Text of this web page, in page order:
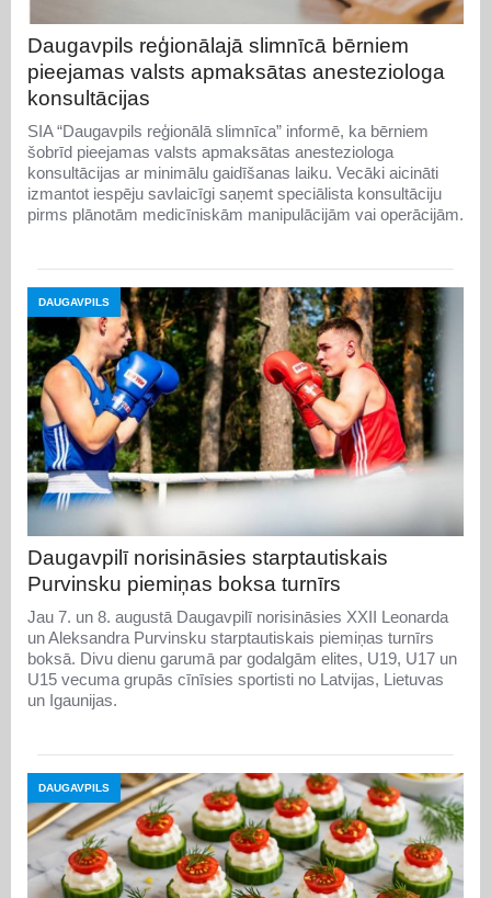
Daugavpils reģionālajā slimnīcā bērniem
pieejamas valsts apmaksātas anesteziologa
konsultācijas
SIA “Daugavpils reģionālā slimnīca” informē, ka bērniem
šobrīd pieejamas valsts apmaksātas anesteziologa
konsultācijas ar minimālu gaidīšanas laiku. Vecāki aicināti
izmantot iespēju savlaicīgi saņemt speciālista konsultāciju
pirms plānotām medicīniskām manipulācijām vai operācijām.
DAUGAVPILS
Daugavpilī norisināsies starptautiskais
Purvinsku piemiņas boksa turnīrs
Jau 7. un 8. augustā Daugavpilī norisināsies XXII Leonarda
un Aleksandra Purvinsku starptautiskais piemiņas turnīrs
boksā. Divu dienu garumā par godalgām elites, U19, U17 un
U15 vecuma grupās cīnīsies sportisti no Latvijas, Lietuvas
un Igaunijas.
DAUGAVPILS